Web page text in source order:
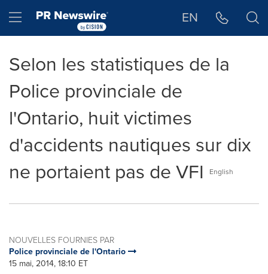
Hamburger menu EN
Selon les statistiques de la
Police provinciale de
l'Ontario, huit victimes
d'accidents nautiques sur dix
ne portaient pas de VFI
English
NOUVELLES FOURNIES PAR
Police provinciale de l'Ontario
15 mai, 2014, 18:10 ET